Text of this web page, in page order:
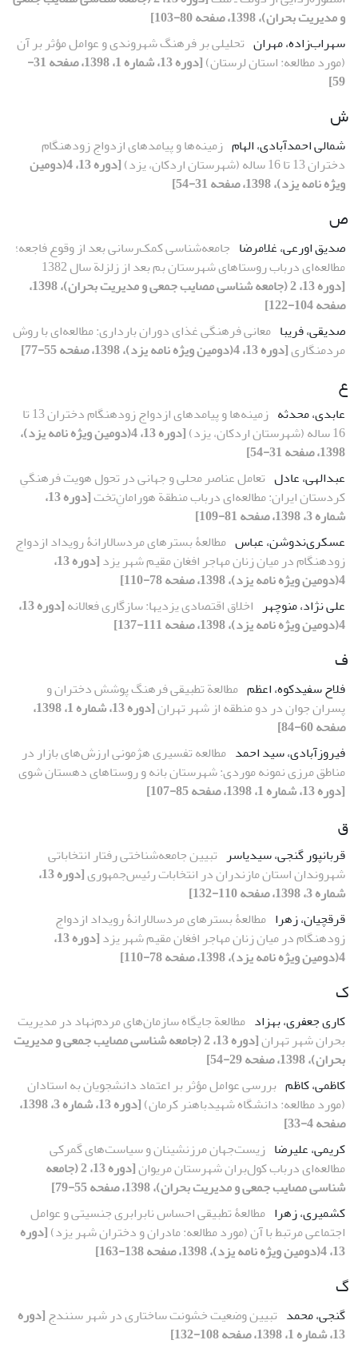
و مدیریت بحران)، 1398، صفحه 80-103]
سهراب‌زاده، مهران تحلیلی بر فرهنگ شهروندی و عوامل مؤثر بر آن
(مورد مطالعه: استان لرستان)
[دوره 13، شماره 1، 1398، صفحه 31-
59]
ش
شمالی احمدآبادی، الهام زمینه‌ها و پیامدهای ازدواج زودهنگام
دختران 13 تا 16 ساله (شهرستان اردکان، یزد)
[دوره 13، 4(دومین
ویژه نامه یزد)، 1398، صفحه 31-54]
ص
صدیق اورعی، غلامرضا جامعه‌شناسی کمک‌رسانی بعد از وقوع فاجعه؛
مطالعه‌ای درباب روستاهای شهرستان بم بعد از زلزلة سال 1382
[دوره 13، 2 (جامعه شناسی مصایب جمعی و مدیریت بحران)، 1398،
صفحه 104-122]
صدیقی، فریبا معانی فرهنگی غذای دوران بارداری: مطالعه‌ای با روش
مردمنگاری[دوره 13، 4(دومین ویژه نامه یزد)، 1398، صفحه 55-77]
ع
عابدی، محدثه
زمینه‌ها و پیامدهای ازدواج زودهنگام دختران 13 تا
16 ساله (شهرستان اردکان، یزد)
[دوره 13، 4(دومین ویژه نامه یزد)،
1398، صفحه 31-54]
عبدالهی، عادل تعامل عناصر محلی و جهانی در تحول هویت فرهنگیِ
کردستان ایران: مطالعه‌ای درباب منطقة هورامانِ‌تخت
[دوره 13،
شماره 3، 1398، صفحه 81-109]
عسکری‌ندوشن، عباس مطالعۀ‌ بسترهای مردسالارانۀ‌ رویداد ازدواج
زودهنگام در میان زنان مهاجر افغان مقیم شهر یزد
[دوره 13،
4(دومین ویژه نامه یزد)، 1398، صفحه 78-110]
علی نژاد، منوچهر اخلاق اقتصادی یزدیها: سازگاری فعالانه
[دوره 13،
4(دومین ویژه نامه یزد)، 1398، صفحه 111-137]
ف
فلاح سفیدکوه، اعظم مطالعة تطبیقی فرهنگ پوشش دختران و
پسران جوان در دو منطقه از شهر تهران
[دوره 13، شماره 1، 1398،
صفحه 60-84]
فیروزآبادی، سید احمد مطالعه تفسیری هژمونی ارزش‌های بازار در
مناطق مرزی نمونه موردی: شهرستان بانه و روستاهای دهستان شوی
[دوره 13، شماره 1، 1398، صفحه 85-107]
ق
قربانپور گنجی، سیدیاسر تبیین جامعه‌شناختی رفتار انتخاباتی
شهروندان استان مازندران در انتخابات رئیس‌جمهوری
[دوره 13،
شماره 3، 1398، صفحه 110-132]
قرقچیان، زهرا مطالعۀ‌ بسترهای مردسالارانۀ‌ رویداد ازدواج
زودهنگام در میان زنان مهاجر افغان مقیم شهر یزد
[دوره 13،
4(دومین ویژه نامه یزد)، 1398، صفحه 78-110]
ک
کاری جعفری، بهزاد مطالعة جایگاه سازمان‌های مردم‌نهاد در مدیریت
بحران شهر تهران
[دوره 13، 2 (جامعه شناسی مصایب جمعی و مدیریت
بحران)، 1398، صفحه 29-54]
کاظمی، کاظم بررسی عوامل مؤثر بر اعتماد دانشجویان به استادان
(مورد مطالعه: دانشگاه شهیدباهنر کرمان)
[دوره 13، شماره 3، 1398،
صفحه 4-33]
کریمی، علیرضا زیست‌جهان مرزنشینان و سیاست‌های گمرکی
مطالعه‌ای درباب کول‌بران شهرستان مریوان
[دوره 13، 2 (جامعه
شناسی مصایب جمعی و مدیریت بحران)، 1398، صفحه 55-79]
کشمیری، زهرا مطالعۀ تطبیقی احساس نابرابری جنسیتی و عوامل
اجتماعی مرتبط با آن (مورد مطالعه: مادران و دختران شهر یزد)[دوره
13، 4(دومین ویژه نامه یزد)، 1398، صفحه 138-163]
گ
گنجی، محمد تبیین وضعیت خشونت ‌ساختاری در شهر‌ سنندج[دوره
13، شماره 1، 1398، صفحه 108-132]